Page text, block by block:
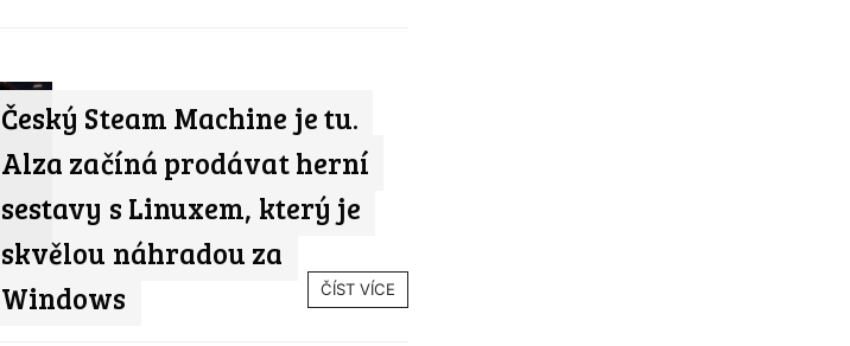
Český Steam Machine je tu.
Alza začíná prodávat herní
sestavy s Linuxem, který je
skvělou náhradou za
Windows
ČÍST VÍCE